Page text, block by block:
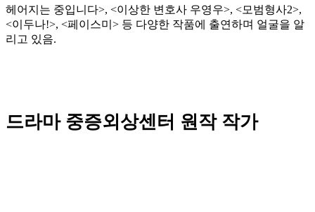
헤어지는 중입니다>, <이상한 변호사 우영우>, <모범형사2>,
<이두나!>, <페이스미> 등 다양한 작품에 출연하며 얼굴을 알
리고 있음.
드라마 중증외상센터 원작 작가